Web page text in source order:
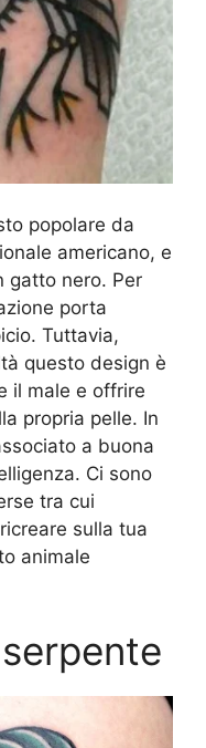
popolare da
americano, e
gatto nero. Per
porta
Tuttavia,
questo design è
il male e offrire
propria pelle. In
a buona
Ci sono
tra cui
sulla tua
animale